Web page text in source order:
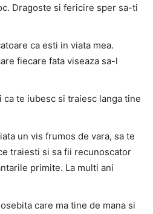
Dragoste si fericire sper sa-ti
ca esti in viata mea.
fiecare fata viseaza sa-l
ca te iubesc si traiesc langa tine
un vis frumos de vara, sa te
traiesti si sa fii recunoscator
primite. La multi ani
care ma tine de mana si